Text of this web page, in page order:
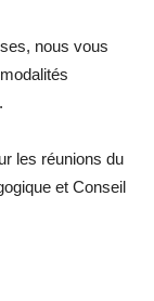
nous vous
les réunions du
et Conseil